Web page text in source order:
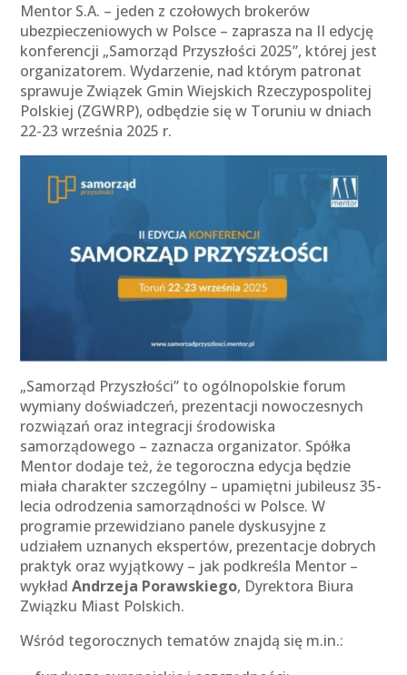
Mentor S.A. – jeden z czołowych brokerów
ubezpieczeniowych w Polsce – zaprasza na II edycję
konferencji „Samorząd Przyszłości 2025”, której jest
organizatorem. Wydarzenie, nad którym patronat
sprawuje Związek Gmin Wiejskich Rzeczypospolitej
Polskiej (ZGWRP), odbędzie się w Toruniu w dniach
22-23 września 2025 r.
„Samorząd Przyszłości” to ogólnopolskie forum
wymiany doświadczeń, prezentacji nowoczesnych
rozwiązań oraz integracji środowiska
samorządowego – zaznacza organizator. Spółka
Mentor dodaje też, że tegoroczna edycja będzie
miała charakter szczególny – upamiętni jubileusz 35-
lecia odrodzenia samorządności w Polsce. W
programie przewidziano panele dyskusyjne z
udziałem uznanych ekspertów, prezentacje dobrych
praktyk oraz wyjątkowy – jak podkreśla Mentor –
wykładAndrzeja Porawskiego, Dyrektora Biura
Związku Miast Polskich.
Wśród tegorocznych tematów znajdą się m.in.: